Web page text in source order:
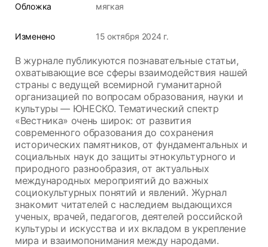
Обложка
мягкая
Изменено 15 октября 2024 г.
В журнале публикуются познавательные статьи,
охватывающие все сферы взаимодействия нашей
страны с ведущей всемирной гуманитарной
организацией по вопросам образования, науки и
культуры — ЮНЕСКО. Тематический спектр
«Вестника» очень широк: от развития
современного образования до сохранения
исторических памятников, от фундаментальных и
социальных наук до защиты этнокультурного и
природного разнообразия, от актуальных
международных мероприятий до важных
социокультурных понятий и явлений. Журнал
знакомит читателей с наследием выдающихся
ученых, врачей, педагогов, деятелей российской
культуры и искусства и их вкладом в укрепление
мира и взаимопонимания между народами.